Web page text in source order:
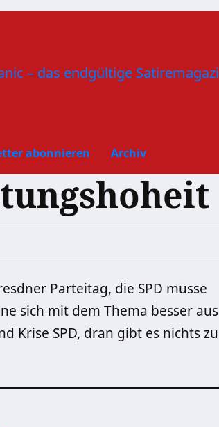
abonnieren Archiv
Parteitag, die SPD müsse
sich mit dem Thema besser aus
Krise SPD, dran gibt es nichts zu